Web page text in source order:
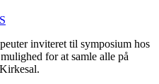
inviteret til symposium hos
for at samle alle på